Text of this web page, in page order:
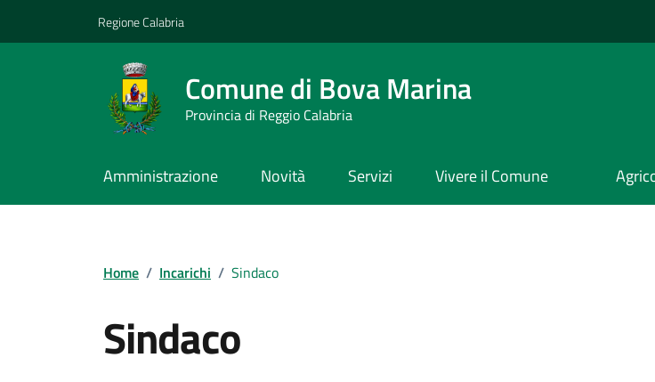
Regione Calabria
Comune di Bova Marina
Provincia di Reggio Calabria
Amministrazione Novità Servizi Vivere il Comune
Home / Incarichi / Sindaco
Sindaco